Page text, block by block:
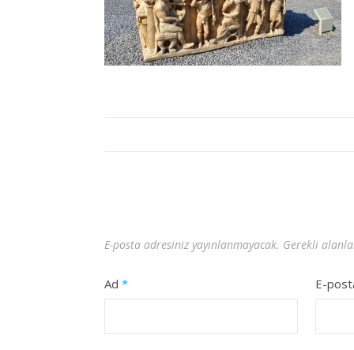
E-posta adresiniz yayınlanmayacak. Gerekli
Ad * E-